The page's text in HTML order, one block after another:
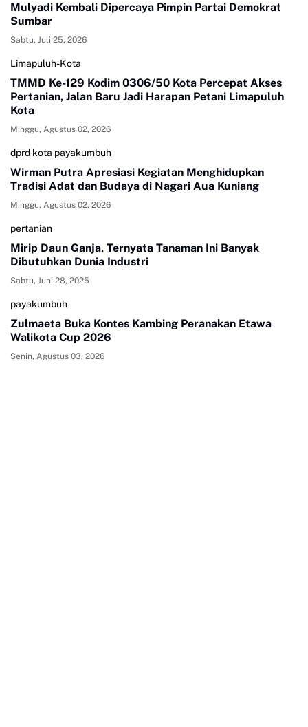
Mulyadi Kembali Dipercaya Pimpin Partai Demokrat
Sumbar
Sabtu, Juli 25, 2026
Limapuluh-Kota
TMMD Ke-129 Kodim 0306/50 Kota Percepat Akses
Pertanian, Jalan Baru Jadi Harapan Petani Limapuluh
Kota
Minggu, Agustus 02, 2026
dprd kota payakumbuh
Wirman Putra Apresiasi Kegiatan Menghidupkan
Tradisi Adat dan Budaya di Nagari Aua Kuniang
Minggu, Agustus 02, 2026
pertanian
Mirip Daun Ganja, Ternyata Tanaman Ini Banyak
Dibutuhkan Dunia Industri
Sabtu, Juni 28, 2025
payakumbuh
Zulmaeta Buka Kontes Kambing Peranakan Etawa
Walikota Cup 2026
Senin, Agustus 03, 2026